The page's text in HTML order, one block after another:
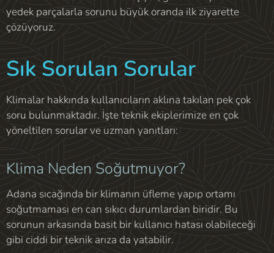
yedek parçalarla sorunu büyük oranda ilk ziyarette
çözüyoruz.
Sık Sorulan Sorular
Klimalar hakkında kullanıcıların aklına takılan pek çok
soru bulunmaktadır. İşte teknik ekiplerimize en çok
yöneltilen sorular ve uzman yanıtları:
Klima Neden Soğutmuyor?
Adana sıcağında bir klimanın üfleme yapıp ortamı
soğutmaması en can sıkıcı durumlardan biridir. Bu
sorunun arkasında basit bir kullanıcı hatası olabileceği
gibi ciddi bir teknik arıza da yatabilir.